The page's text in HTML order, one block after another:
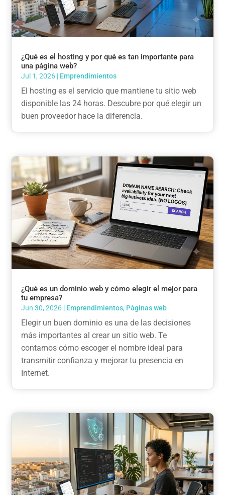
¿Qué es el hosting y por qué es tan importante para
una página web?
Jul 1, 2026 | Emprendimientos
El hosting es el servicio que mantiene tu sitio web
disponible las 24 horas. Descubre por qué elegir un
buen proveedor hace la diferencia.
¿Qué es un dominio web y cómo elegir el mejor para
tu empresa?
Jun 30, 2026 | Emprendimientos, Páginas web
Elegir un buen dominio es una de las decisiones
más importantes al crear un sitio web. Te
contamos cómo escoger el nombre ideal para
transmitir confianza y mejorar tu presencia en
Internet.